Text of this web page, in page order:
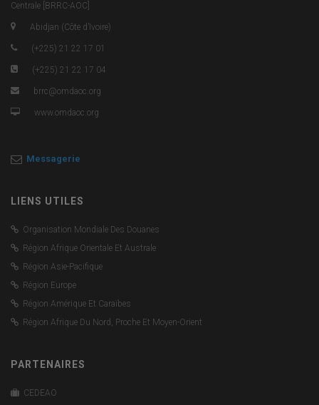
Centrale [BRRC-AOC]
Abidjan (Côte d’Ivoire)
(+225) 21 22 17 01
(+225) 21 22 17 04
brrc@omdaoc.org
www.omdaoc.org
Messagerie
LIENS UTILES
Organisation Mondiale Des Douanes
Région Afrique Orientale Et Australe
Région Asie-Pacifique
Région Europe
Région Amérique Et Caraïbes
Région Afrique Du Nord, Proche Et Moyen-Orient
PARTENAIRES
CEDEAO